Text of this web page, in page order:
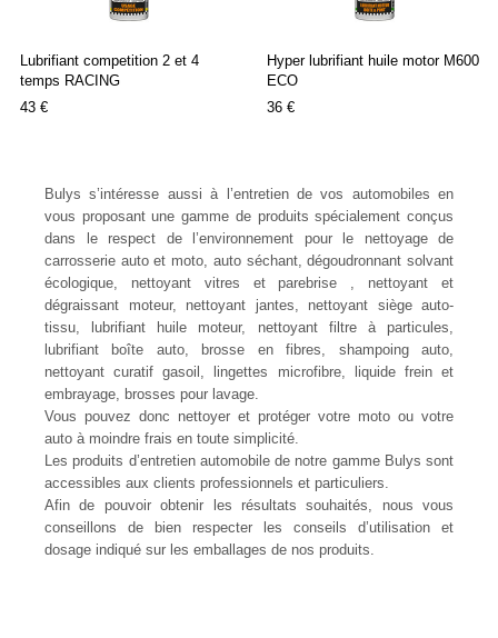
Lubrifiant competition 2 et 4
temps RACING
43 €
Hyper lubrifiant huile motor M600
ECO
36 €
Bulys s’intéresse aussi à l’entretien de vos automobiles en
vous proposant une gamme de produits spécialement conçus
dans le respect de l’environnement pour le nettoyage de
carrosserie auto et moto, auto séchant, dégoudronnant solvant
écologique, nettoyant vitres et parebrise , nettoyant et
dégraissant moteur, nettoyant jantes, nettoyant siège auto-
tissu, lubrifiant huile moteur, nettoyant filtre à particules,
lubrifiant boîte auto, brosse en fibres, shampoing auto,
nettoyant curatif gasoil, lingettes microfibre, liquide frein et
embrayage, brosses pour lavage.
Vous pouvez donc nettoyer et protéger votre moto ou votre
auto à moindre frais en toute simplicité.
Les produits d’entretien automobile de notre gamme Bulys sont
accessibles aux clients professionnels et particuliers.
Afin de pouvoir obtenir les résultats souhaités, nous vous
conseillons de bien respecter les conseils d’utilisation et
dosage indiqué sur les emballages de nos produits.